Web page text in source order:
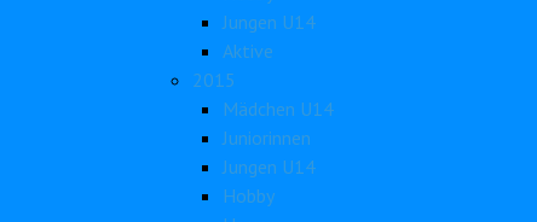
Jungen U14
Aktive
2015
Mädchen U14
Juniorinnen
Jungen U14
Hobby